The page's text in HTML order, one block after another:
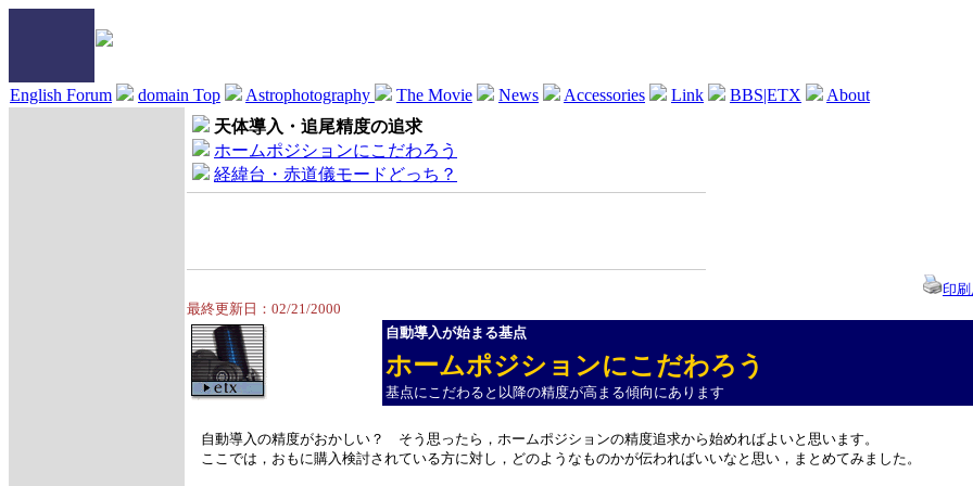
English Forum domain Top Astrophotography The Movie News Accessories Link BBS|ETX
About
天体導入・追尾精度の追求
ホームポジションにこだわろう
経緯台・赤道儀モードどっち？
印
最終更新日：02/21/2000
自動導入が始まる基点
ホームポジションにこだわろう
基点にこだわると以降の精度が高まる傾向にあります
自動導入の精度がおかしい？ そう思ったら，ホームポジションの精度追求から始めればよいと思います。
ここでは，おもに購入検討されている方に対し，どのようなものかが伝わればいいなと思い，まとめてみました。